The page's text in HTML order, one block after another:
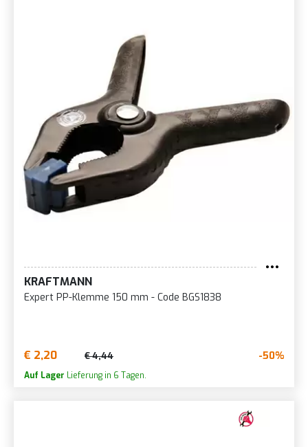
KRAFTMANN
Expert PP-Klemme 150 mm - Code BGS1838
€ 2,20 € 4,44 -50%
Auf Lager Lieferung in 6 Tagen.